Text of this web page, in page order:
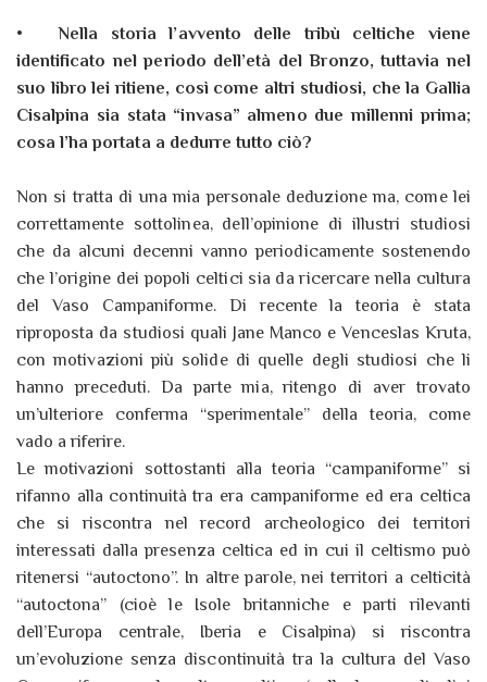
•
Nella storia l’avvento delle tribù celtiche viene
identificato nel periodo dell’età del Bronzo, tuttavia nel
suo libro lei ritiene, così come altri studiosi, che la Gallia
Cisalpina sia stata “invasa” almeno due millenni prima;
cosa l’ha portata a dedurre tutto ciò?
Non si tratta di una mia personale deduzione ma, come lei
correttamente sottolinea, dell’opinione di illustri studiosi
che da alcuni decenni vanno periodicamente sostenendo
che l’origine dei popoli celtici sia da ricercare nella cultura
del Vaso Campaniforme. Di recente la teoria è stata
riproposta da studiosi quali Jane Manco e Venceslas Kruta,
con motivazioni più solide di quelle degli studiosi che li
hanno preceduti. Da parte mia, ritengo di aver trovato
un’ulteriore conferma “sperimentale” della teoria, come
vado a riferire.
Le motivazioni sottostanti alla teoria “campaniforme” si
rifanno alla continuità tra era campaniforme ed era celtica
che si riscontra nel record archeologico dei territori
interessati dalla presenza celtica ed in cui il celtismo può
ritenersi “autoctono”. In altre parole, nei territori a celticità
“autoctona” (cioè le Isole britanniche e parti rilevanti
dell’Europa centrale, Iberia e Cisalpina) si riscontra
un’evoluzione senza discontinuità tra la cultura del Vaso